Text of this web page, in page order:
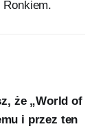
Ronkiem.
że „World of
i przez ten